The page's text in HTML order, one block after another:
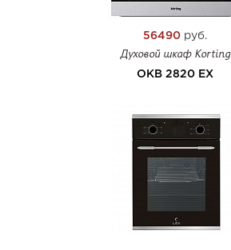
56490 руб.
Духовой шкаф Korting
OKB 2820 EX